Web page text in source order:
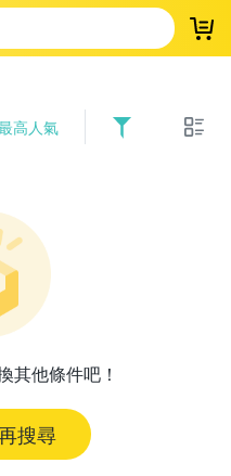
登
高人氣
其他條件吧！
搜尋